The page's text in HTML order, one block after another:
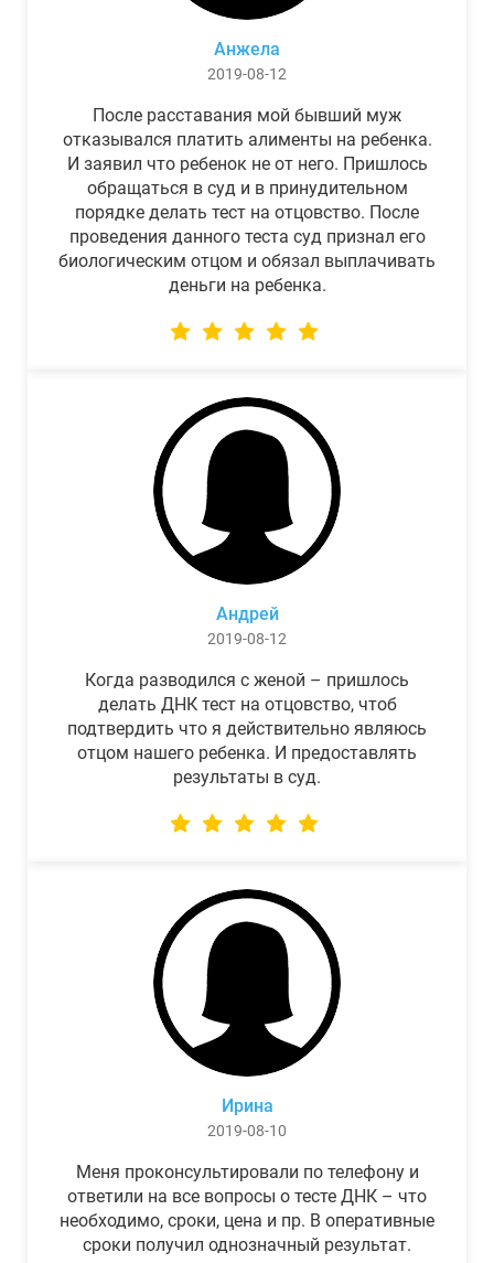
Анжела
2019-08-12
После расставания мой бывший муж
отказывался платить алименты на ребенка.
И заявил что ребенок не от него. Пришлось
обращаться в суд и в принудительном
порядке делать тест на отцовство. После
проведения данного теста суд признал его
биологическим отцом и обязал выплачивать
деньги на ребенка.
Андрей
2019-08-12
Когда разводился с женой – пришлось
делать ДНК тест на отцовство, чтоб
подтвердить что я действительно являюсь
отцом нашего ребенка. И предоставлять
результаты в суд.
Ирина
2019-08-10
Меня проконсультировали по телефону и
ответили на все вопросы о тесте ДНК – что
необходимо, сроки, цена и пр. В оперативные
сроки получил однозначный результат.